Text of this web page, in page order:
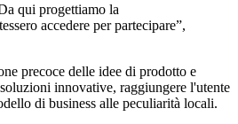
qui progettiamo la
accedere per partecipare”,
precoce delle idee di prodotto e
innovative, raggiungere l'utente
di business alle peculiarità locali.